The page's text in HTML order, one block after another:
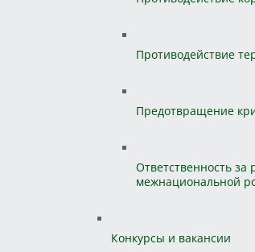
Противодействие
Предотвращение
Ответственность за
межнациональной
Конкурсы и вакансии